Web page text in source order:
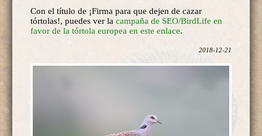
Con el título de ¡Firma para que dejen de cazar
tórtolas!, puedes ver la campaña de SEO/BirdLife en
favor de la tórtola europea en este enlace.
2018-12-21